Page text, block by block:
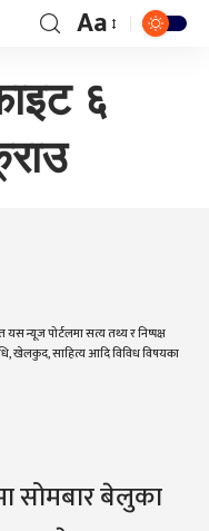
Aa
६
यस न्यूज पोर्टलमा सत्य तथ्य र निष्पक्ष
खेलकुद, साहित्य आदि विविध विषयका
सोमबार बेलुका